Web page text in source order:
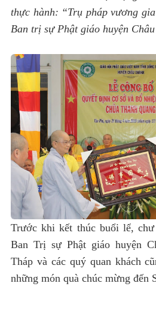
thực hành: “Trụ pháp vương
Ban trị sự Phật giáo huyện
Trước khi kết thúc buổi lể,
Ban Trị sự Phật giáo huyện
Tháp và các quý quan khách
những món quà chúc mừng đến